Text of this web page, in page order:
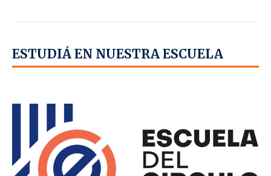
ESTUDIÁ EN NUESTRA ESCUELA